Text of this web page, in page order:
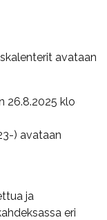
avataan
26.8.2025 klo
) avataan
ja
eri